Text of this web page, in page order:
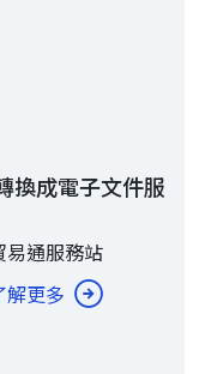
換成電子文件服
易通服務站
解更多